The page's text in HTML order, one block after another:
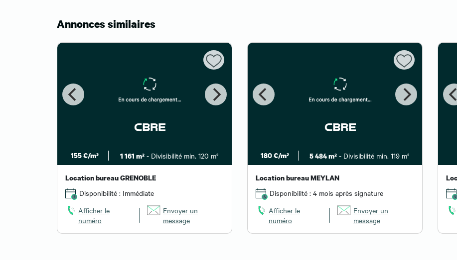
Annonces similaires
155 €/m² 1 161 m² - Divisibilité min. 120 m²
Location bureau GRENOBLE
Disponibilité : Immédiate
Afficher le
numéro
Envoyer un
message
180 €/m² 5 484 m² - Divisibilité min. 119 m²
Location bureau MEYLAN
Disponibilité : 4 mois après signature
Afficher le
numéro
Envoyer un
message